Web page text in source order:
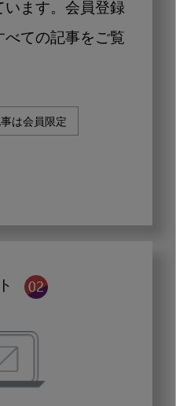
います。会員登録
べての記事をご覧
は会員限定